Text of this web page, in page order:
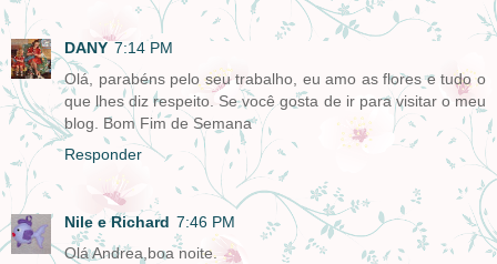
DANY 7:14 PM
Olá, parabéns pelo seu trabalho, eu amo as flores e tudo o
que lhes diz respeito. Se você gosta de ir para visitar o meu
blog. Bom Fim de Semana
Responder
Nile e Richard 7:46 PM
Olá Andrea,boa noite.